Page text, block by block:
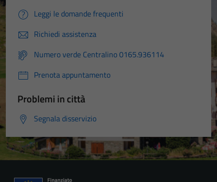
Leggi le domande frequenti
Richiedi assistenza
Numero verde Centralino 0165.936114
Prenota appuntamento
Problemi in città
Segnala disservizio